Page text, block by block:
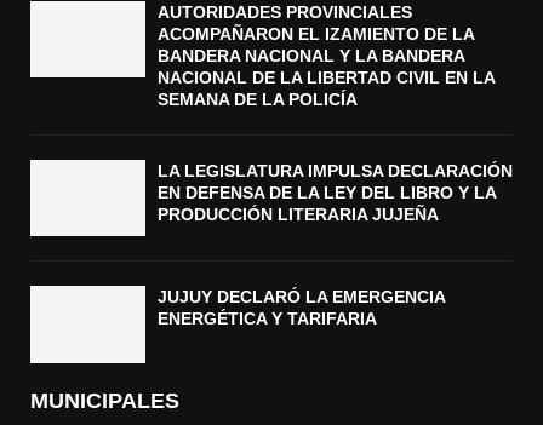
AUTORIDADES PROVINCIALES
ACOMPAÑARON EL IZAMIENTO DE LA
BANDERA NACIONAL Y LA BANDERA
NACIONAL DE LA LIBERTAD CIVIL EN LA
SEMANA DE LA POLICÍA
LA LEGISLATURA IMPULSA DECLARACIÓN
EN DEFENSA DE LA LEY DEL LIBRO Y LA
PRODUCCIÓN LITERARIA JUJEÑA
JUJUY DECLARÓ LA EMERGENCIA
ENERGÉTICA Y TARIFARIA
MUNICIPALES